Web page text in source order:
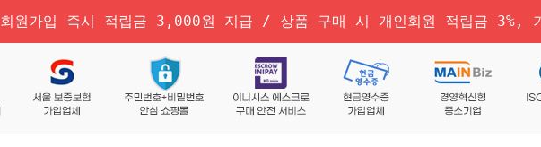
회원가입 즉시 적립금 3,000원 지급 / 상품 구매 시 개인회원 적립금 3%,